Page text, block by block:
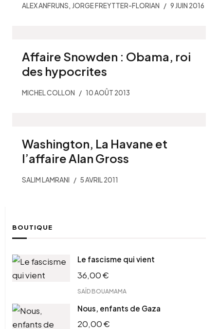
ALEX ANFRUNS, JORGE FREYTTER-FLORIAN 9 JUIN 2016
Affaire Snowden : Obama, roi
des hypocrites
MICHEL COLLON 10 AOÛT 2013
Washington, La Havane et
l’affaire Alan Gross
SALIM LAMRANI 5 AVRIL 2011
BOUTIQUE
Le fascisme qui vient
36,00€
SAÏD BOUAMAMA
Nous, enfants de Gaza
20,00€